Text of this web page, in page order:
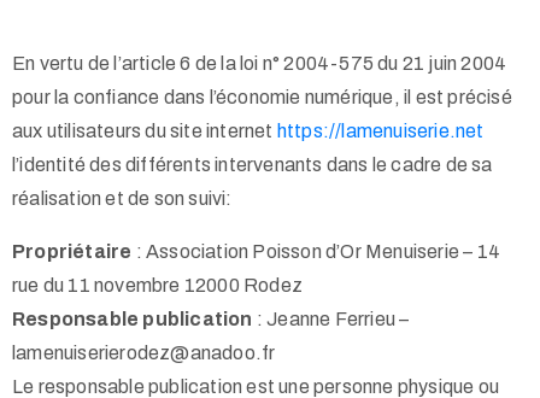
En vertu de l’article 6 de la loi n° 2004-575 du 21 juin 2004
pour la confiance dans l’économie numérique, il est précisé
aux utilisateurs du site internet https://lamenuiserie.net
l’identité des différents intervenants dans le cadre de sa
réalisation et de son suivi:
Propriétaire : Association Poisson d’Or Menuiserie – 14
rue du 11 novembre 12000 Rodez
Responsable publication : Jeanne Ferrieu –
lamenuiserierodez@anadoo.fr
Le responsable publication est une personne physique ou